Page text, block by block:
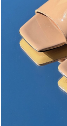
The most-